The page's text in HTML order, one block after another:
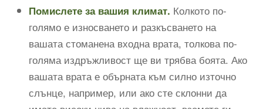
Помислете за вашия климат. Колкото по-
голямо е износването и разкъсването на
вашата стоманена входна врата, толкова по-
голяма издръжливост ще ви трябва боята. Ако
вашата врата е обърната към силно източно
слънце, например, или ако сте склонни да